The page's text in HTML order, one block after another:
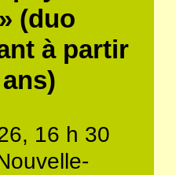
(duo
à partir
16 h 30